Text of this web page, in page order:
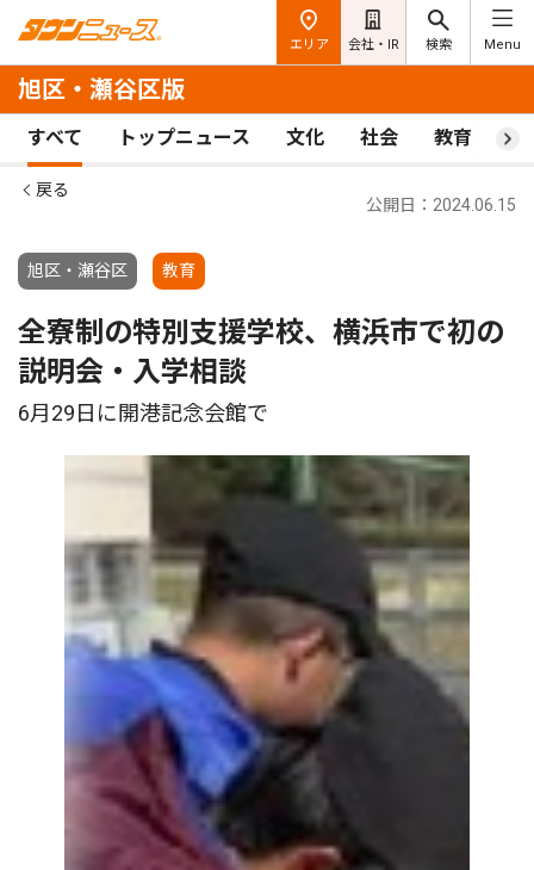
エリア 会社・IR 検索 Menu
旭区・瀬谷区版
すべて トップニュース 文化 社会 教育 ス
戻る
旭区・瀬谷区 教育
公開日：2024.06.15
全寮制の特別支援学校、横浜市で初の
説明会・入学相談
6月29日に開港記念会館で